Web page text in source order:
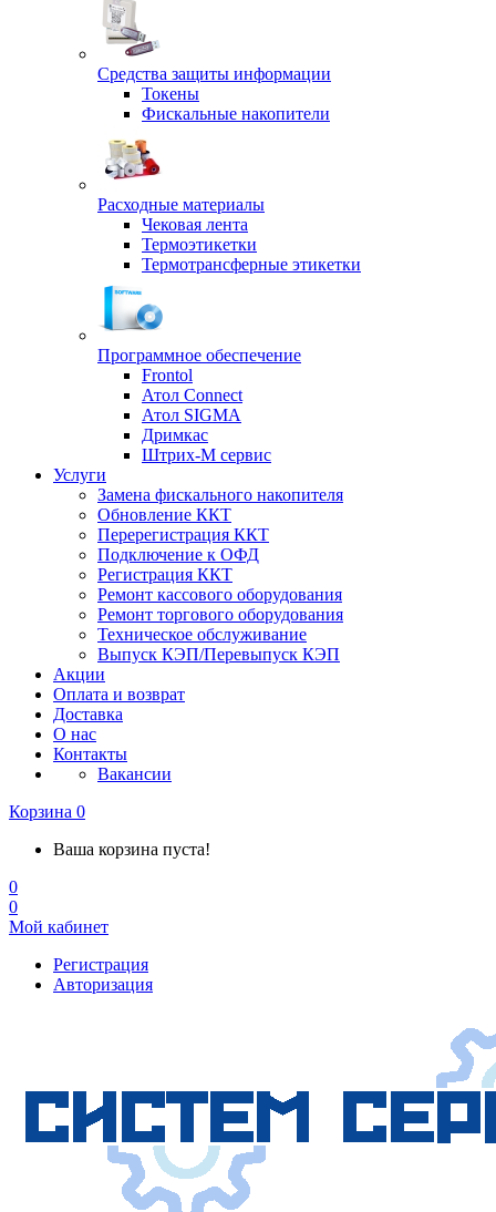
Средства защиты информации
Токены
Фискальные накопители
Расходные материалы
Чековая лента
Термоэтикетки
Термотрансферные этикетки
Программное обеспечение
Frontol
Атол Connect
Атол SIGMA
Дримкас
Штрих-М сервис
Услуги
Замена фискального накопителя
Обновление ККТ
Перерегистрация ККТ
Подключение к ОФД
Регистрация ККТ
Ремонт кассового оборудования
Ремонт торгового оборудования
Техническое обслуживание
Выпуск КЭП/Перевыпуск КЭП
Акции
Оплата и возврат
Доставка
О нас
Контакты
Вакансии
Корзина 0
Ваша корзина пуста!
0
0
Мой кабинет
Регистрация
Авторизация